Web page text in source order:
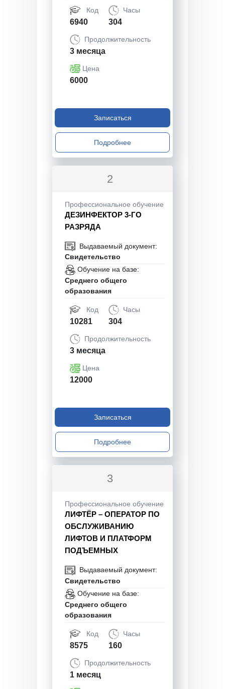
Код
6940
Часы
304
Продолжительность
3 месяца
Цена
6000
Записаться
Подробнее
2
Профессиональное обучение
ДЕЗИНФЕКТОР 3-ГО
РАЗРЯДА
Выдаваемый документ:
Свидетельство
Обучение на базе:
Среднего общего
образования
Код
10281
Часы
304
Продолжительность
3 месяца
Цена
12000
Записаться
Подробнее
3
Профессиональное обучение
ЛИФТЁР – ОПЕРАТОР ПО
ОБСЛУЖИВАНИЮ
ЛИФТОВ И ПЛАТФОРМ
ПОДЪЕМНЫХ
Выдаваемый документ:
Свидетельство
Обучение на базе:
Среднего общего
образования
Код
8575
Часы
160
Продолжительность
1 месяц